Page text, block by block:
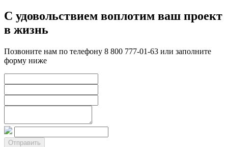
С удовольствием воплотим ваш проект
в жизнь
Позвоните нам по телефону 8 800 777-01-63 или заполните
форму ниже